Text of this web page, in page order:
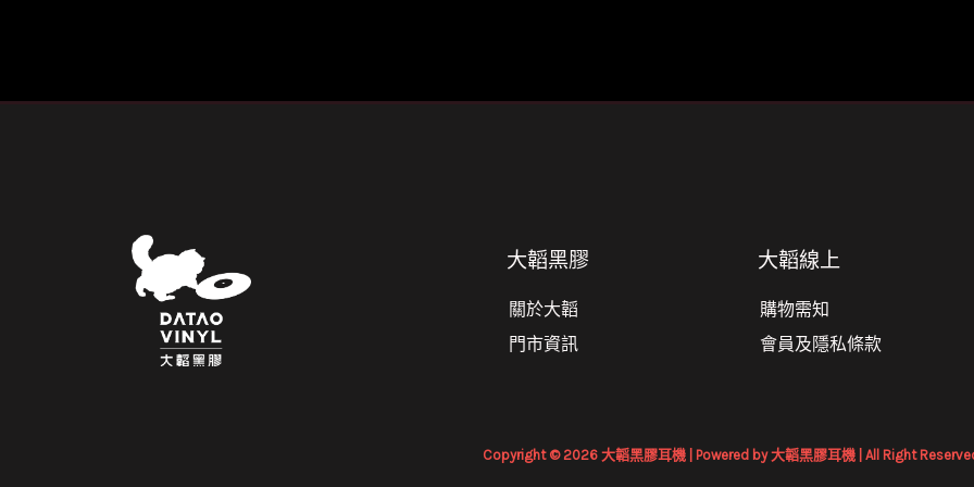
大韜黑膠
關於大韜
門市資訊
大韜線上
購物需知
會員及隱私條款
Copyright © 2026 大韜黑膠耳機 | Powered by 大韜黑膠耳機 | All Right